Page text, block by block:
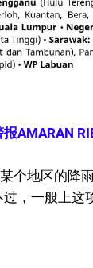
AMARAN
个地区的降
，一般上这